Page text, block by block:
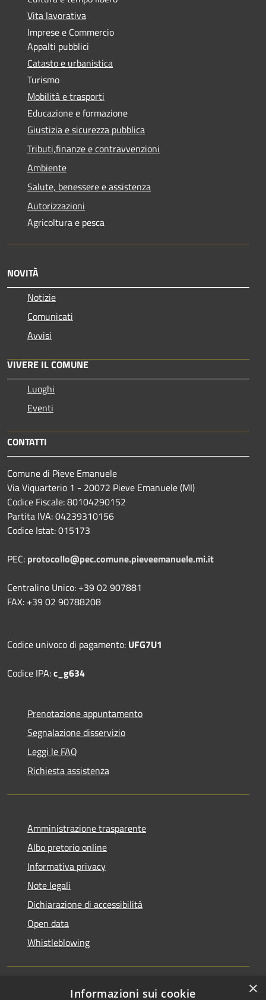
Vita lavorativa
Imprese e Commercio
Appalti pubblici
Catasto e urbanistica
Turismo
Mobilità e trasporti
Educazione e formazione
Giustizia e sicurezza pubblica
Tributi,finanze e contravvenzioni
Ambiente
Salute, benessere e assistenza
Autorizzazioni
Agricoltura e pesca
NOVITÀ
Notizie
Comunicati
Avvisi
VIVERE IL COMUNE
Luoghi
Eventi
CONTATTI
Comune di Pieve Emanuele
Via Viquarterio 1 - 20072 Pieve Emanuele (MI)
Codice Fiscale: 80104290152
Partita IVA: 04239310156
Codice Istat: 015173
PEC: protocollo@pec.comune.pieveemanuele.mi.it
Centralino Unico: +39 02 907881
FAX: +39 02 90788208
Codice univoco di pagamento: UFG7U1
Codice IPA:c_g634
Prenotazione appuntamento
Segnalazione disservizio
Leggi le FAQ
Richiesta assistenza
Amministrazione trasparente
Albo pretorio online
Informativa privacy
Note legali
Dichiarazione di accessibilità
Open data
Whistleblowing
×
Informazioni sui cookie